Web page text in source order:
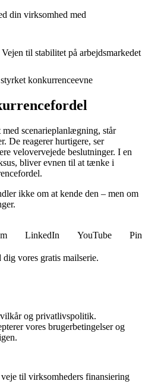
din virksomhed med
til stabilitet på arbejdsmarkedet
konkurrenceevne
scenarieplanlægning, står
De reagerer hurtigere, ser
velovervejede beslutninger. I en
bliver evnen til at tænke i
ikke om at kende den – men om
LinkedIn YouTube
vores gratis mailserie.
og privatlivspolitik.
vores brugerbetingelser og
til virksomheders finansiering